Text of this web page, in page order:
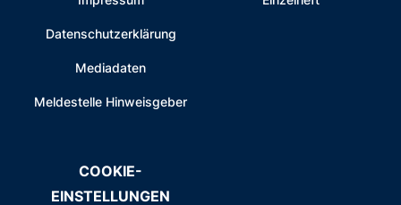
Datenschutzerklärung
Mediadaten
Meldestelle Hinweisgeber
COOKIE-
EINSTELLUNGEN